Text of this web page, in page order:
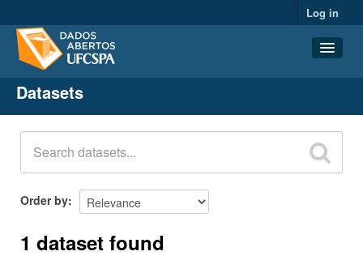
Log in
Datasets
Organizations
Groups
About
Datasets
Order by
1 dataset found